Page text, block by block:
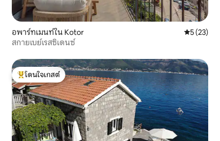
อพาร์ทเมนท์ใน Kotor คะแนนเฉลี่
5 (23)
สกายเบย์เรสซิเดนซ์
โดนใจเกสต์ที่สุด
โดนใจเกสต์